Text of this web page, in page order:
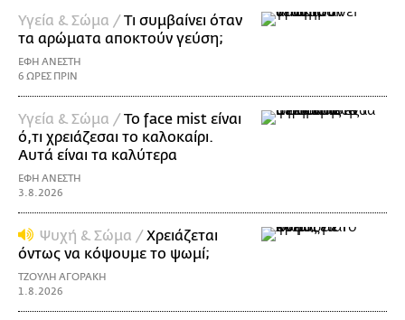
Υγεία & Σώμα /Τι συμβαίνει όταν
τα αρώματα αποκτούν γεύση;
ΕΦΗ ΑΝΕΣΤΗ
6 ΩΡΕΣ ΠΡΙΝ
Υγεία & Σώμα /Το face mist είναι
ό,τι χρειάζεσαι το καλοκαίρι.
Αυτά είναι τα καλύτερα
ΕΦΗ ΑΝΕΣΤΗ
3.8.2026
Ψυχή & Σώμα /Xρειάζεται
όντως να κόψουμε το ψωμί;
ΤΖΟΥΛΗ ΑΓΟΡΑΚΗ
1.8.2026